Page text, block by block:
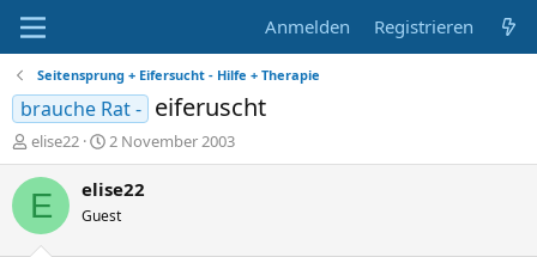
Anmelden Registrieren
Seitensprung + Eifersucht - Hilfe + Therapie
brauche Rat - eiferuscht
E
r
s
elise22
E
r
s
e
2 November 2003
E elise22
Guest